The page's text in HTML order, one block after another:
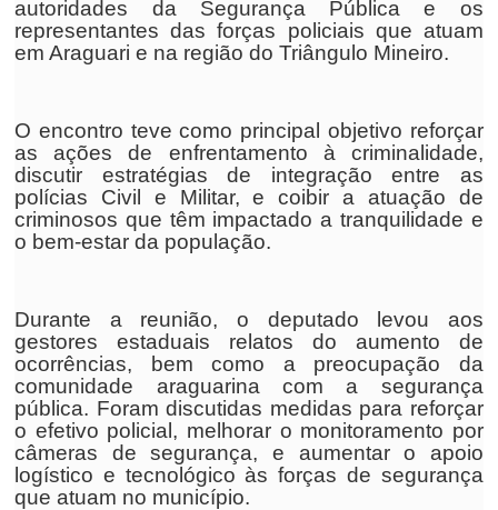
autoridades da Segurança Pública e os
representantes das forças policiais que atuam
em Araguari e na região do Triângulo Mineiro.
O encontro teve como principal objetivo reforçar
as ações de enfrentamento à criminalidade,
discutir estratégias de integração entre as
polícias Civil e Militar, e coibir a atuação de
criminosos que têm impactado a tranquilidade e
o bem-estar da população.
Durante a reunião, o deputado levou aos
gestores estaduais relatos do aumento de
ocorrências, bem como a preocupação da
comunidade araguarina com a segurança
pública. Foram discutidas medidas para reforçar
o efetivo policial, melhorar o monitoramento por
câmeras de segurança, e aumentar o apoio
logístico e tecnológico às forças de segurança
que atuam no município.